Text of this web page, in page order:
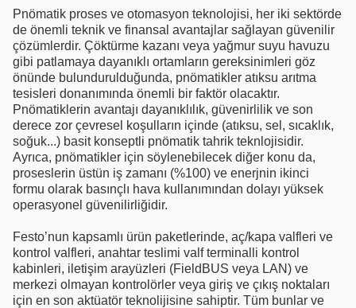
Pnömatik proses ve otomasyon teknolojisi, her iki sektörde
de önemli teknik ve finansal avantajlar sağlayan güvenilir
çözümlerdir. Çöktürme kazanı veya yağmur suyu havuzu
gibi patlamaya dayanıklı ortamların gereksinimleri göz
önünde bulundurulduğunda, pnömatikler atıksu arıtma
tesisleri donanımında önemli bir faktör olacaktır.
Pnömatiklerin avantajı dayanıklılık, güvenirlilik ve son
derece zor çevresel koşulların içinde (atıksu, sel, sıcaklık,
soğuk...) basit konseptli pnömatik tahrik teknlojisidir.
Ayrıca, pnömatikler için söylenebilecek diğer konu da,
proseslerin üstün iş zamanı (%100) ve enerjnin ikinci
formu olarak basınçlı hava kullanımından dolayı yüksek
operasyonel güvenilirliğidir.
Festo’nun kapsamlı ürün paketlerinde, aç/kapa valfleri ve
kontrol valfleri, anahtar teslimi valf terminalli kontrol
kabinleri, iletişim arayüzleri (FieldBUS veya LAN) ve
merkezi olmayan kontrolörler veya giriş ve çıkış noktaları
için en son aktüatör teknolijisine sahiptir. Tüm bunlar ve